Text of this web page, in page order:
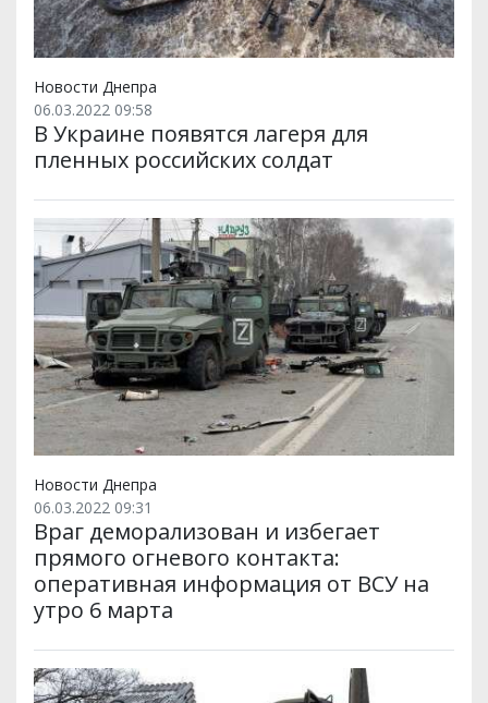
Новости Днепра
06.03.2022 09:58
В Украине появятся лагеря для
пленных российских солдат
Новости Днепра
06.03.2022 09:31
Враг деморализован и избегает
прямого огневого контакта:
оперативная информация от ВСУ на
утро 6 марта